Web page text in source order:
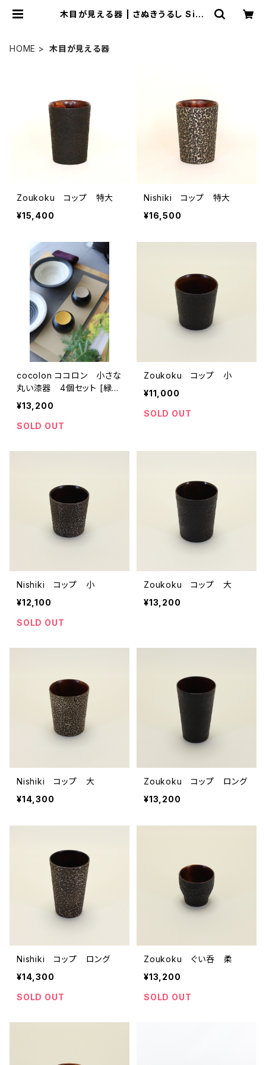
木目が見える器 | さぬきうるし Sinr
HOME 木目が見える器
Zoukoku コップ 特大
¥15,400
Nishiki コップ 特大
¥16,500
cocolon ココロン 小さな
丸い漆器 4個セット [緑・
紫・黄・白]
¥13,200
SOLD OUT
Zoukoku コップ 小
¥11,000
SOLD OUT
Nishiki コップ 小
¥12,100
SOLD OUT
Zoukoku コップ 大
¥13,200
Nishiki コップ 大
¥14,300
Zoukoku コップ ロング
¥13,200
Nishiki コップ ロング
¥14,300
SOLD OUT
Zoukoku ぐい呑 柔
¥13,200
SOLD OUT